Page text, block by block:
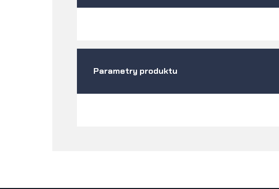
Parametry produktu